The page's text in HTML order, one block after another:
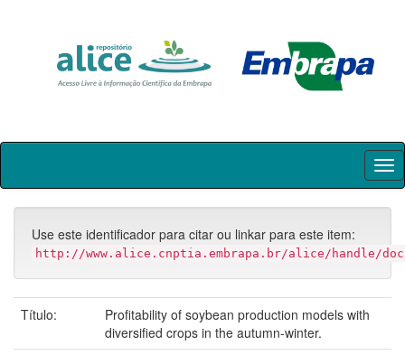
Skip
Use este identificador para citar ou linkar para este item:
http://www.alice.cnptia.embrapa.br/alice/handle/doc/
Título:
Profitability of soybean production models with
diversified crops in the autumn-winter.